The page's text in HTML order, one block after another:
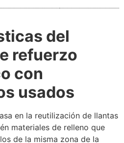
del
refuerzo
con
usados
en la reutilización de llantas
materiales de relleno que
de la misma zona de la